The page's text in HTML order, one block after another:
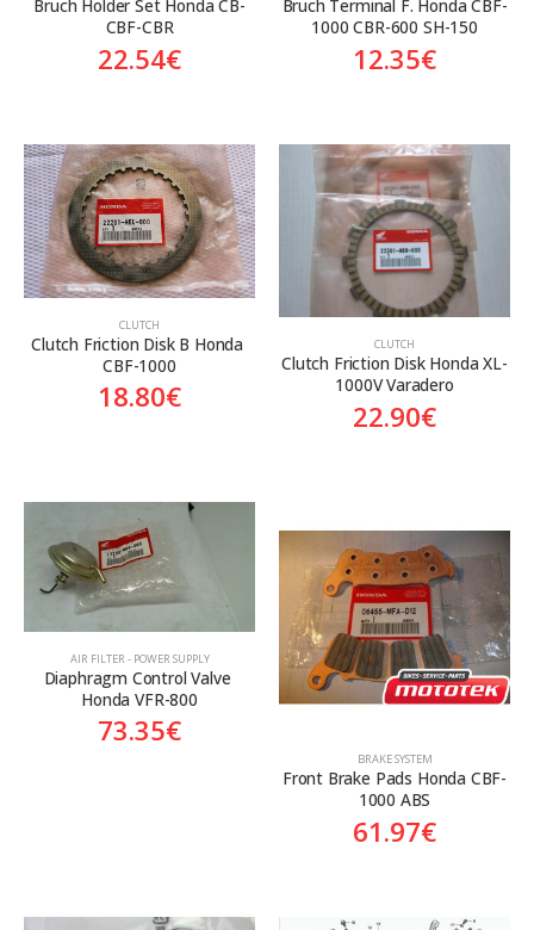
Bruch Holder Set Honda CB-
CBF-CBR
22.54€
Bruch Terminal F. Honda CBF-
1000 CBR-600 SH-150
12.35€
CLUTCH
Clutch Friction Disk B Honda
CBF-1000
18.80€
CLUTCH
Clutch Friction Disk Honda XL-
1000V Varadero
22.90€
AIR FILTER - POWER SUPPLY
Diaphragm Control Valve
Honda VFR-800
73.35€
BRAKE SYSTEM
Front Brake Pads Honda CBF-
1000 ABS
61.97€